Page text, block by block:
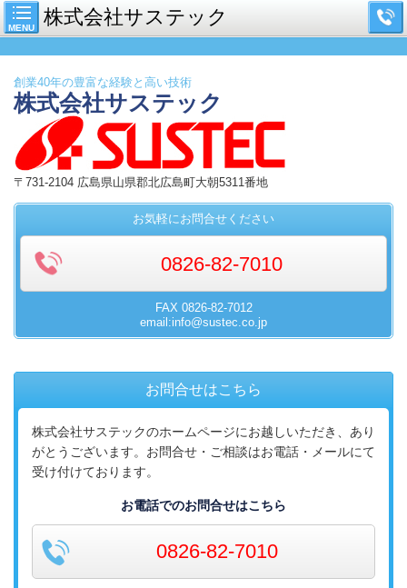
MENU 株式会社サステック
創業40年の豊富な経験と高い技術
株式会社サステック
〒731-2104 広島県山県郡北広島町大朝5311番地
お気軽にお問合せください
0826-82-7010
FAX 0826-82-7012
email:info@sustec.co.jp
お問合せはこちら
株式会社サステックのホームページにお越しいただき、あり
がとうございます。お問合せ・ご相談はお電話・メールにて
受け付けております。
お電話でのお問合せはこちら
0826-82-7010